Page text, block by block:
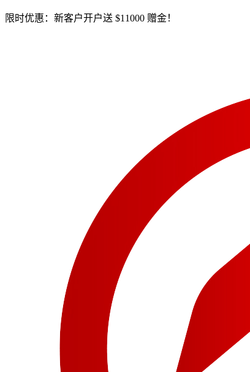
限时优惠：新客户开户送 $11000 赠金！